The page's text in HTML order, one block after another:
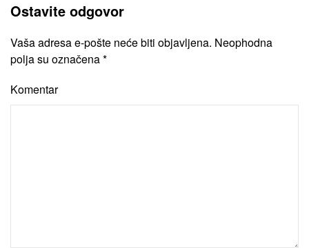
Ostavite odgovor
Vaša adresa e-pošte neće biti objavljena. Neophodna
polja su označena*
Komentar